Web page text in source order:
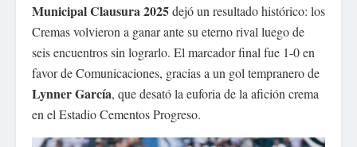
Municipal Clausura 2025dejó un resultado histórico: los
Cremas volvieron a ganar ante su eterno rival luego de
seis encuentros sin lograrlo. El marcador final fue 1-0 en
favor de Comunicaciones, gracias a un gol tempranero de
Lynner García, que desató la euforia de la afición crema
en el Estadio Cementos Progreso.